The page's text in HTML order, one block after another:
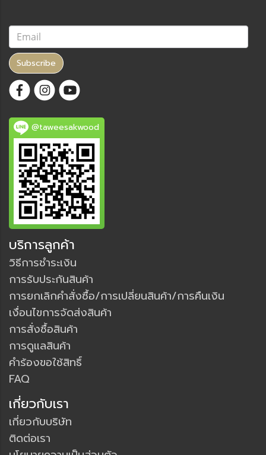
Subscribe
@taweesakwood
บริการลูกค้า
วิธีการชำระเงิน
การรับประกันสินค้า
การยกเลิกคำสั่งซื้อ/การเปลี่ยนสินค้า/การคืนเงิน
เงื่อนไขการจัดส่งสินค้า
การสั่งซื้อสินค้า
การดูแลสินค้า
คำร้องขอใช้สิทธิ์
FAQ
เกี่ยวกับเรา
เกี่ยวกับบริษัท
ติดต่อเรา